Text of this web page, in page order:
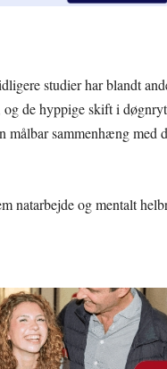
studier har blandt
de hyppige skift i
målbar sammenhæng med
natarbejde og mentalt